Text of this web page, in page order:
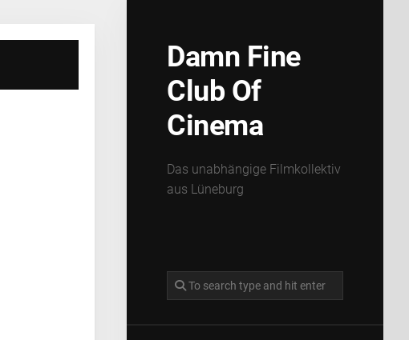
Damn Fine
Club Of
Cinema
Das unabhängige Filmkollektiv
aus Lüneburg